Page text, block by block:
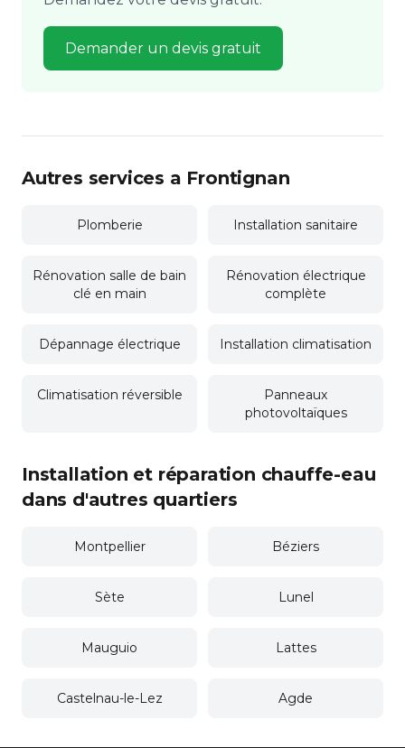
Demander un devis gratuit
Autres services a Frontignan
Plomberie Installation sanitaire
Rénovation salle de bain
clé en main
Rénovation électrique
complète
Dépannage électrique Installation climatisation
Climatisation réversible
Panneaux
photovoltaïques
Installation et réparation chauffe-eau
dans d'autres quartiers
Montpellier Béziers
Sète Lunel
Mauguio Lattes
Castelnau-le-Lez Agde